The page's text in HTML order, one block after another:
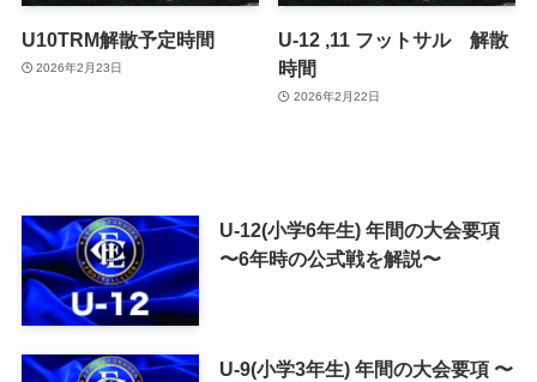
U10TRM解散予定時間
2026年2月23日
U-12 ,11 フットサル 解散
時間
2026年2月22日
U-12(小学6年生) 年間の大会要項
〜6年時の公式戦を解説〜
U-9(小学3年生) 年間の大会要項 〜